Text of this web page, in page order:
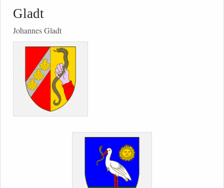
Gladt
Johannes Gladt